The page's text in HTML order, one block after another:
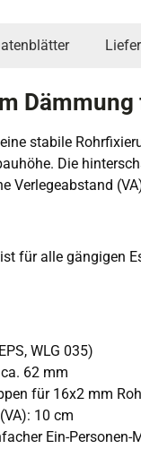
stabile
Die
Verlegeabstand
für alle gängigen
WLG 035)
62 mm
für 16x2 mm
10 cm
Ein-Personen-